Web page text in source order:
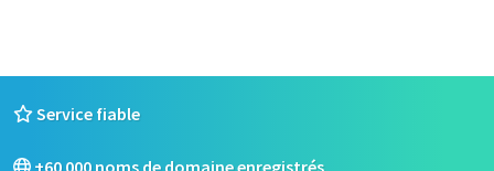
Service fiable
+60 000 noms de domaine enregistrés